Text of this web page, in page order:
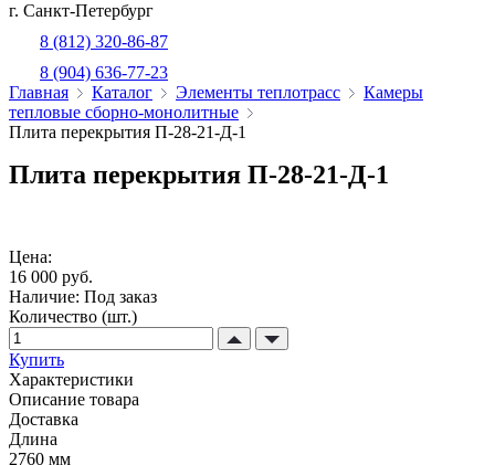
г. Санкт-Петербург
8 (812) 320-86-87
8 (904) 636-77-23
Главная
Каталог Элементы теплотрасс
Камеры
тепловые сборно-монолитные
Плита перекрытия П-28-21-Д-1
Плита перекрытия П-28-21-Д-1
Цена:
16 000 руб.
Наличие: Под заказ
Количество (шт.)
Купить
Характеристики
Описание товара
Доставка
Длина
2760 мм